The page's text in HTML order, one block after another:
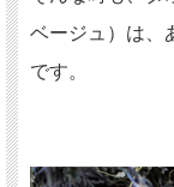
ベージュ）は、
です。